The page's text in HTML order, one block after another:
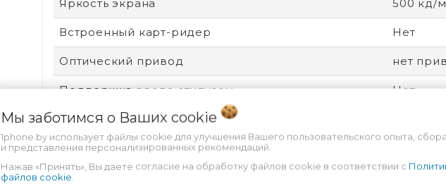
Яркость экрана 500 кд/
Встроенный карт-ридер Нет
Оптический привод нет
Поддержка ввода стилусом Нет
Линейка
Выходы
Беспроводные соединения
Мы заботимся о Ваших cookie
1phone.by использует файлы cookie для улучшения Вашего пользовательского опыта,
и представления персонализированных рекомендаций.
Нажав «Принять», Вы даете согласие на обработку файлов cookie в соответствии с
файлов cookie